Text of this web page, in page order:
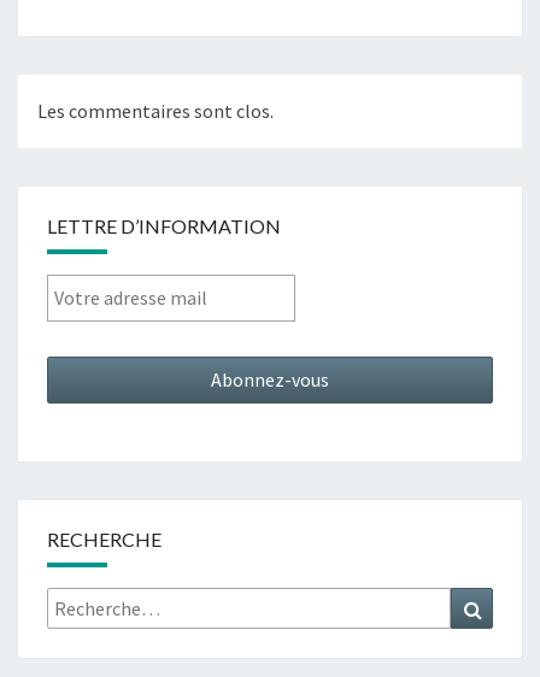
Les commentaires sont clos.
LETTRE D’INFORMATION
RECHERCHE
Rechercher :